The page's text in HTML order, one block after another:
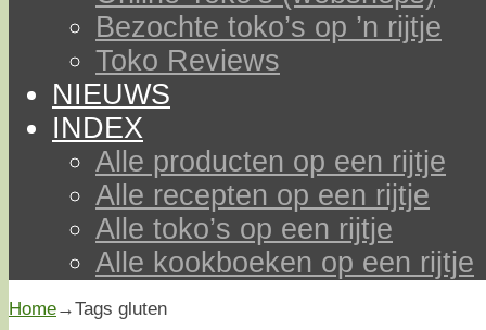
Bezochte toko’s op ’n rijtje
Toko Reviews
NIEUWS
INDEX
Alle producten op een rijtje
Alle recepten op een rijtje
Alle toko’s op een rijtje
Alle kookboeken op een rijtje
Home→Tags gluten